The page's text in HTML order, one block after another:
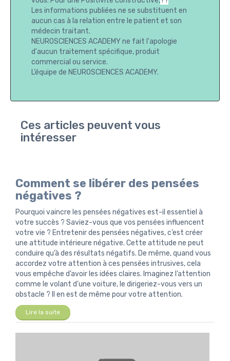
Les informations publiées ne se substituent en
aucun cas à la relation entre le patient et son
médecin traitant.
NEUROSCIENCES ACADEMY ne fait l'apologie
d'aucun traitement spécifique, produit
commercial ou service.
L’équipe de NEUROSCIENCES ACADEMY.
Ces articles peuvent vous
intéresser
Comment se libérer des pensées
négatives ?
Pourquoi vaincre les pensées négatives est-il essentiel à
votre succès ? Saviez-vous que vos pensées influencent
votre vie ? Entretenir des pensées négatives, c’est créer
une attitude intérieure négative. Cette attitude ne peut
conduire qu’à des résultats négatifs. De même, quand vous
accordez votre attention à ces pensées intrusives, cela
vous empêche d’avoir les idées claires. Imaginez l’attention
comme le volant d’une voiture, le dirigeriez-vous vers un
obstacle ? Il en est de même pour votre attention.
Lire la suite